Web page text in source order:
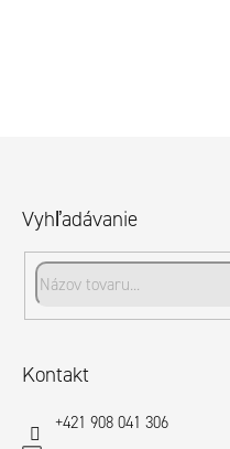
Vyhľadávanie
Kontakt
+421 908 041 306